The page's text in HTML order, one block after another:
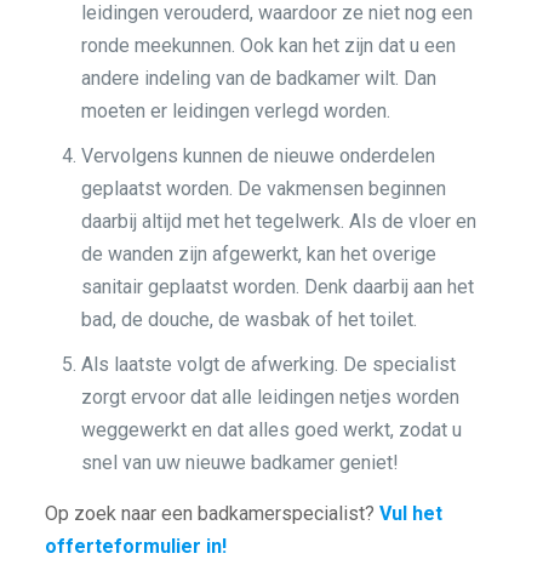
leidingen verouderd, waardoor ze niet nog een
ronde meekunnen. Ook kan het zijn dat u een
andere indeling van de badkamer wilt. Dan
moeten er leidingen verlegd worden.
Vervolgens kunnen de nieuwe onderdelen
geplaatst worden. De vakmensen beginnen
daarbij altijd met het tegelwerk. Als de vloer en
de wanden zijn afgewerkt, kan het overige
sanitair geplaatst worden. Denk daarbij aan het
bad, de douche, de wasbak of het toilet.
Als laatste volgt de afwerking. De specialist
zorgt ervoor dat alle leidingen netjes worden
weggewerkt en dat alles goed werkt, zodat u
snel van uw nieuwe badkamer geniet!
Op zoek naar een badkamerspecialist? Vul het
offerteformulier in!